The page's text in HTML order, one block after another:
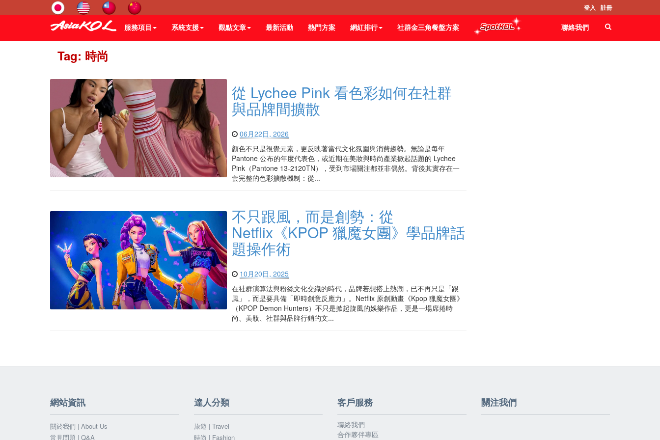
登入 註冊
服務項目 系統支援 觀點文章 最新活動 熱門方案 網紅排行 社群金三角餐盤方案 聯絡我們
Tag: 時尚
從 Lychee Pink 看色彩如何在社群
與品牌間擴散
06月22日, 2026
顏色不只是視覺元素，更反映著當代文化氛圍與消費趨勢。無論是每年
Pantone 公布的年度代表色，或近期在美妝與時尚產業掀起話題的 Lychee
Pink（Pantone 13-2120TN），受到市場關注都並非偶然。背後其實存在一
套完整的色彩擴散機制：從...
不只跟風，而是創勢：從
Netflix《KPOP 獵魔女團》學品牌話
題操作術
10月20日, 2025
在社群演算法與粉絲文化交織的時代，品牌若想搭上熱潮，已不再只是「跟
風」，而是要具備「即時創意反應力」。Netflix 原創動畫《Kpop 獵魔女團》
（KPOP Demon Hunters）不只是掀起旋風的娛樂作品，更是一場席捲時
尚、美妝、社群與品牌行銷的文...
Failed to find static block \'classic03-
網站資訊
關於我們 | About Us
常見問題 | Q&A
達人分類
旅遊 | Travel
時尚 | Fashion
客戶服務
聯絡我們
合作夥伴專區
關注我們